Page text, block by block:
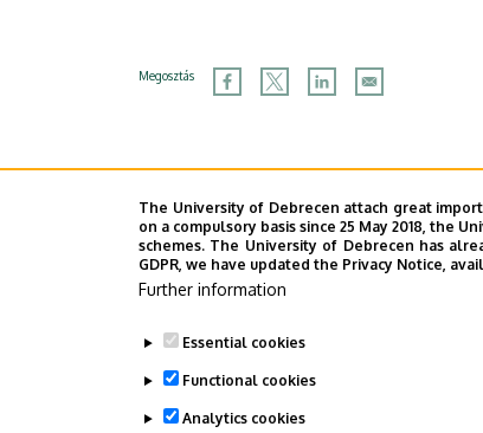
Megosztás
The University of Debrecen attach great
on a compulsory basis since 25 May 2018, the
schemes. The University of Debrecen has
GDPR, we have updated the Privacy Notice,
Further information
Essential cookies
Functional cookies
Analytics cookies